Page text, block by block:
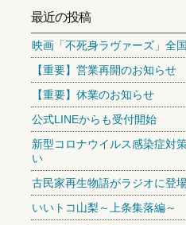
最近の投稿
映画「不死身ラヴァーズ」全
【重要】営業再開のお知らせ
【重要】休業のお知らせ
公式LINEからも受付開始
新型コロナウイルス感染症対
い
古民家再生物語がラジオに登
いいトコ山梨～上条集落編～